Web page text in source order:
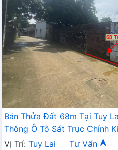
Bán Thửa Đất 68m Tại Tuy
Thông Ô Tô Sát Trục Chính
Gần Trường Học Các Cấp
Vị Trí: Tuy Lai Tư Vấn